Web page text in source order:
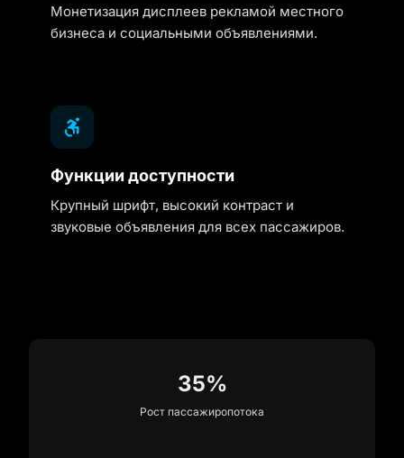
Монетизация дисплеев рекламой местного
бизнеса и социальными объявлениями.
Функции доступности
Крупный шрифт, высокий контраст и
звуковые объявления для всех пассажиров.
35%
Рост пассажиропотока